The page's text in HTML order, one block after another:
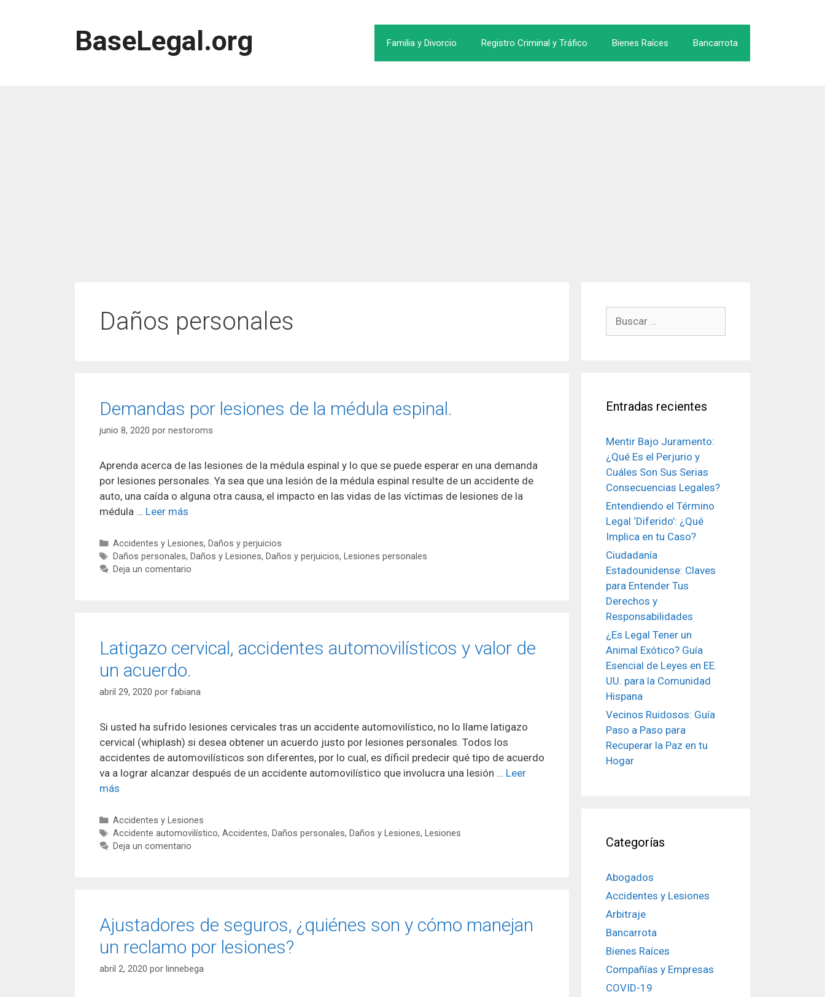
BaseLegal.org Familia y Divorcio Registro Criminal y Tráfico Bienes Raíces Bancarrota
Daños personales
Demandas por lesiones de la médula espinal.
junio 8, 2020 por nestoroms
Aprenda acerca de las lesiones de la médula espinal y lo que se puede esperar en una demanda
por lesiones personales. Ya sea que una lesión de la médula espinal resulte de un accidente de
auto, una caída o alguna otra causa, el impacto en las vidas de las víctimas de lesiones de la
médula … Leer más
Categorías
Accidentes y Lesiones, Daños y perjuicios
Etiquetas
Daños personales, Daños y Lesiones, Daños y perjuicios, Lesiones personales
Deja un comentario
Latigazo cervical, accidentes automovilísticos y valor de
un acuerdo.
abril 29, 2020 por fabiana
Si usted ha sufrido lesiones cervicales tras un accidente automovilístico, no lo llame latigazo
cervical (whiplash) si desea obtener un acuerdo justo por lesiones personales. Todos los
accidentes de automovilísticos son diferentes, por lo cual, es díficil predecir qué tipo de acuerdo
va a lograr alcanzar después de un accidente automovilístico que involucra una lesión … Leer
más
Categorías
Accidentes y Lesiones
Etiquetas
Accidente automovilístico, Accidentes, Daños personales, Daños y Lesiones, Lesiones
Deja un comentario
Ajustadores de seguros, ¿quiénes son y cómo manejan
un reclamo por lesiones?
abril 2, 2020 por linnebega
Entradas recientes
Mentir Bajo Juramento:
¿Qué Es el Perjurio y
Cuáles Son Sus Serias
Consecuencias Legales?
Entendiendo el Término
Legal ‘Diferido’: ¿Qué
Implica en tu Caso?
Ciudadanía
Estadounidense: Claves
para Entender Tus
Derechos y
Responsabilidades
¿Es Legal Tener un
Animal Exótico? Guía
Esencial de Leyes en EE.
UU. para la Comunidad
Hispana
Vecinos Ruidosos: Guía
Paso a Paso para
Recuperar la Paz en tu
Hogar
Categorías
Abogados
Accidentes y Lesiones
Arbitraje
Bancarrota
Bienes Raíces
Compañías y Empresas
COVID-19